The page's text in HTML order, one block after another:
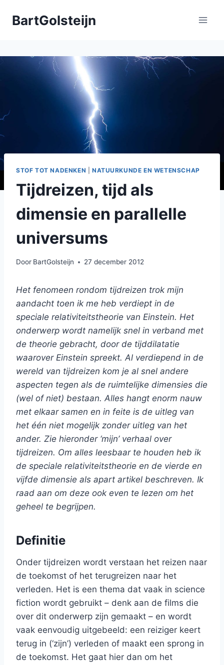
naarBartGolsteijn
STOF TOT NADENKEN NATUURKUNDE EN WETENSCHAP
Tijdreizen, tijd als
dimensie en parallelle
universums
Door BartGolsteijn 27 december 2012
Het fenomeen rondom tijdreizen trok mijn
aandacht toen ik me heb verdiept in de
speciale relativiteitstheorie van Einstein. Het
onderwerp wordt namelijk snel in verband met
de theorie gebracht, door de tijddilatatie
waarover Einstein spreekt. Al verdiepend in de
wereld van tijdreizen kom je al snel andere
aspecten tegen als de ruimtelijke dimensies die
(wel of niet) bestaan. Alles hangt enorm nauw
met elkaar samen en in feite is de uitleg van
het één niet mogelijk zonder uitleg van het
ander. Zie hieronder ‘mijn’ verhaal over
tijdreizen. Om alles leesbaar te houden heb ik
de speciale relativiteitstheorie en de vierde en
vijfde dimensie als apart artikel beschreven. Ik
raad aan om deze ook even te lezen om het
geheel te begrijpen.
Definitie
Onder tijdreizen wordt verstaan het reizen naar
de toekomst of het terugreizen naar het
verleden. Het is een thema dat vaak in science
fiction wordt gebruikt – denk aan de films die
over dit onderwerp zijn gemaakt – en wordt
vaak eenvoudig uitgebeeld: een reiziger keert
terug in (‘zijn’) verleden of maakt een sprong in
de toekomst. Het gaat hier dan om het